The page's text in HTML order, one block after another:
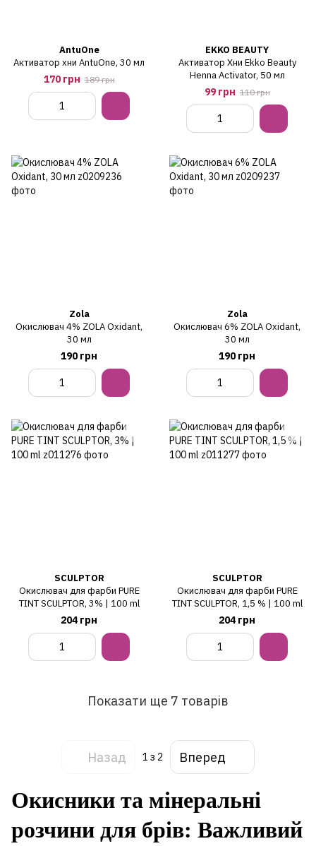
AntuOne
Активатор хни AntuOne, 30 мл
170 грн 189 грн
EKKO BEAUTY
Активатор Хни Ekko Beauty
Henna Activator, 50 мл
99 грн 110 грн
Zola
Окислювач 4% ZOLA Oxidant,
30 мл
190 грн
Zola
Окислювач 6% ZOLA Oxidant,
30 мл
190 грн
SCULPTOR
Окислювач для фарби PURE
TINT SCULPTOR, 3% | 100 ml
204 грн
SCULPTOR
Окислювач для фарби PURE
TINT SCULPTOR, 1,5 % | 100 ml
204 грн
Показати ще 7 товарів
Назад 1 з 2 Вперед
Окисники та мінеральні
розчини для брів: Важливий